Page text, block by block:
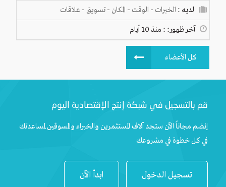
لديـه : الخبرات - الوقت - المكان - تسويق - علاقات
آخر ظهور: : منذ 10 أيام
كل الأعضاء
قم بالتسجيل في شبكة إنتج الإقتصادية اليوم
إنضم مجاناً الآن ستجد آلاف المستثمرين والخبراء والمسوقين لمساعدتك
في كل خطوة في مشروعك
تسجيل الدخول ابدأ الآن